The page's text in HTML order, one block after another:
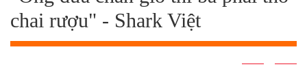
chai rượu" - Shark Việt